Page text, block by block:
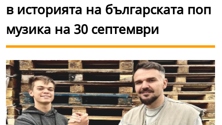
в историята на българската поп
музика на 30 септември